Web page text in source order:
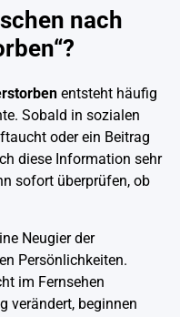
nach
entsteht häufig
Sobald in sozialen
oder ein Beitrag
diese Information sehr
sofort überprüfen, ob
Neugier der
Persönlichkeiten.
im Fernsehen
verändert, beginnen